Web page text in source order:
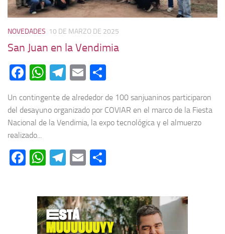
NOVEDADES 10 DE MARZO DE 2025
San Juan en la Vendimia
Facebook
WhatsApp
Telegram
Email
Un contingente de alrededor de 100 sanjuaninos participaron
del desayuno organizado por COVIAR en el marco de la Fiesta
Nacional de la Vendimia, la expo tecnológica y el almuerzo
realizado...
Facebook
WhatsApp
Telegram
Email